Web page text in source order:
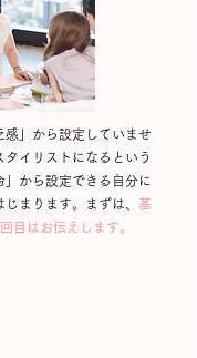
感」から設定していませ
タイリストになるという
」から設定できる自分に
まります。まずは、 基
目はお伝えします。